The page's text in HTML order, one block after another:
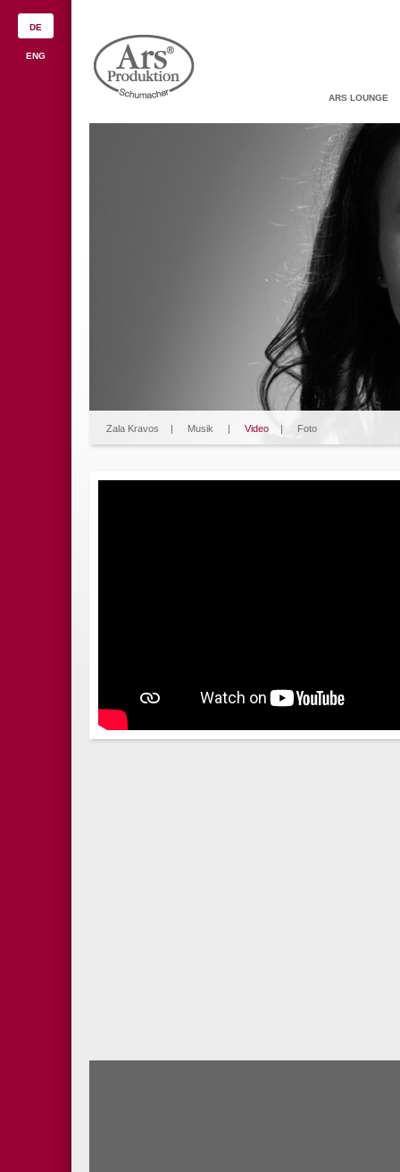
DE
ENG
ARS LOUNGE
Zala Kravos | Musik | Video | Foto